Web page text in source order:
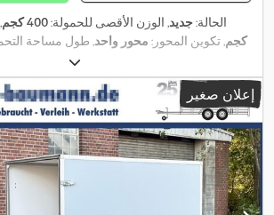
الحالة:جديد, الوزن الأقصى للحمولة:400 كجم
كجم, تكوين المحور: محور واحد, طول مساحة
إعلان صغير